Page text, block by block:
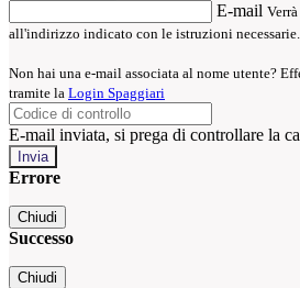
E-mail
all'indirizzo indicato con le istruzioni necessarie.
Non hai una e-mail associata al nome utente?
tramite la Login Spaggiari
E-mail inviata, si prega di controllare la
Errore
Chiudi
Successo
Chiudi